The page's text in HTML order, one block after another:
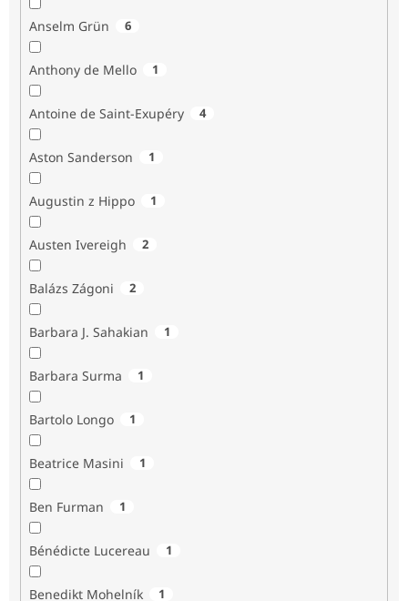
Anselm Grün 6
Anthony de Mello 1
Antoine de Saint-Exupéry 4
Aston Sanderson 1
Augustin z Hippo 1
Austen Ivereigh 2
Balázs Zágoni 2
Barbara J. Sahakian 1
Barbara Surma 1
Bartolo Longo 1
Beatrice Masini 1
Ben Furman 1
Bénédicte Lucereau 1
Benedikt Mohelník 1